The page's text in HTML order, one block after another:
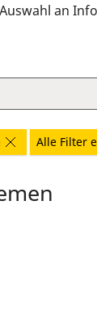
an
Alle Filter